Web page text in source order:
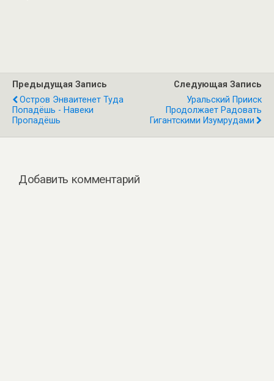
Предыдущая Запись
Остров Энваитенет Туда
Попадёшь - Навеки
Пропадёшь
Следующая Запись
Уральский Прииск
Продолжает Радовать
Гигантскими Изумрудами
Добавить комментарий